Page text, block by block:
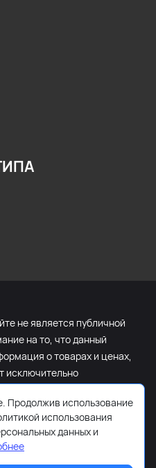
не является публичной
на то, что данный
о товарах и ценах,
исключительно
каких условиях не
положениями
Российской Федерации.
о наличии и
(или) услуг, пожалуйста,
Продолжив использование
использования
данных и